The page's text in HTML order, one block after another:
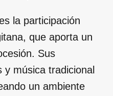
la participación
que aporta un
Sus
música tradicional
un ambiente